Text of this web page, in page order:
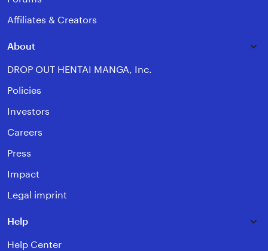
Affiliates & Creators
About
DROP OUT HENTAI MANGA, Inc.
Policies
Investors
Careers
Press
Impact
Legal imprint
Help
Help Center